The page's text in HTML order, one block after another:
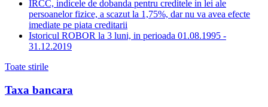
IRCC, indicele de dobanda pentru creditele in lei ale
persoanelor fizice, a scazut la 1,75%, dar nu va avea efecte
imediate pe piata creditarii
Istoricul ROBOR la 3 luni, in perioada 01.08.1995 -
31.12.2019
Toate stirile
Taxa bancara